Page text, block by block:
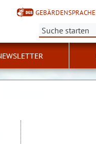
GEBÄRDENSPRACHE
Suche: